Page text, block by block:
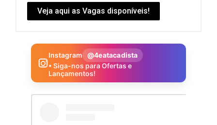
Veja aqui as Vagas disponíveis!
Instagram
@4eatacadista
• Siga-nos para Ofertas e
Lançamentos!